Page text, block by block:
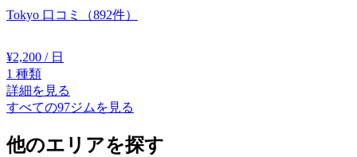
Tokyo 口コミ（892件）
¥2,200 / 日
1 種類
詳細を見る
すべての97ジムを見る
他のエリアを探す